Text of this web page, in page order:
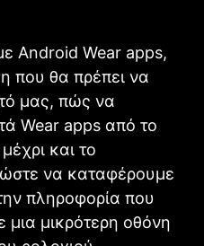
Android Wear apps,
που θα πρέπει να
μας, πώς να
Wear apps από το
και το
ώστε να καταφέρουμε
πληροφορία που
μια μικρότερη οθόνη